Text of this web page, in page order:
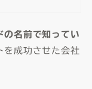
の名前で知ってい
を成功させた会社